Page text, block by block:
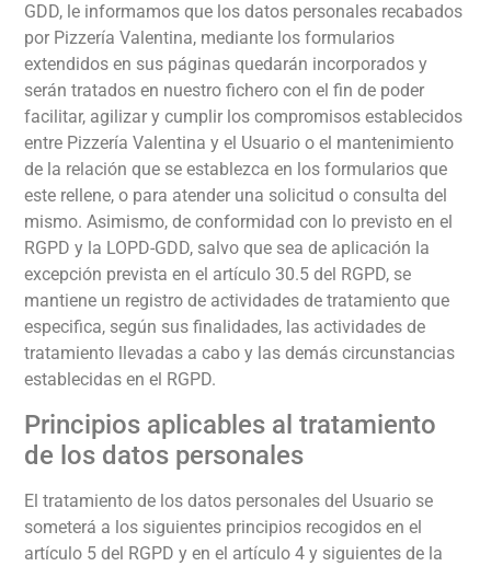
GDD, le informamos que los datos personales recabados
por Pizzería Valentina, mediante los formularios
extendidos en sus páginas quedarán incorporados y
serán tratados en nuestro fichero con el fin de poder
facilitar, agilizar y cumplir los compromisos establecidos
entre Pizzería Valentina y el Usuario o el mantenimiento
de la relación que se establezca en los formularios que
este rellene, o para atender una solicitud o consulta del
mismo. Asimismo, de conformidad con lo previsto en el
RGPD y la LOPD-GDD, salvo que sea de aplicación la
excepción prevista en el artículo 30.5 del RGPD, se
mantiene un registro de actividades de tratamiento que
especifica, según sus finalidades, las actividades de
tratamiento llevadas a cabo y las demás circunstancias
establecidas en el RGPD.
Principios aplicables al tratamiento
de los datos personales
El tratamiento de los datos personales del Usuario se
someterá a los siguientes principios recogidos en el
artículo 5 del RGPD y en el artículo 4 y siguientes de la